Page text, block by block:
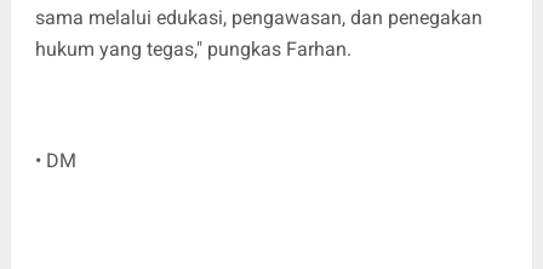
sama melalui edukasi, pengawasan, dan penegakan
hukum yang tegas," pungkas Farhan.
• DM